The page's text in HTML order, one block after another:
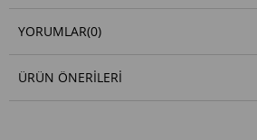
YORUMLAR(0)
ÜRÜN ÖNERILERI